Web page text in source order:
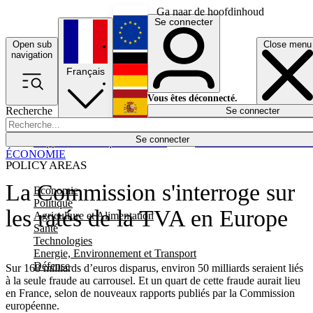
Ga naar de hoofdinhoud
Open sub
navigation
Close menu
Recherche
Se connecter
POLICY AREAS
Economie
Politique
Agriculture et Alimentation
Santé
Technologies
Energie, Environnement et Transport
Défense
Économie
Français
English
Deutsch
Español
Se connecter
Vous êtes déconnecté.
Se connecter
La Commission s'interroge sur
les ratés de la TVA en Europe
Sur 168 milliards d’euros disparus, environ 50 milliards seraient liés
à la seule fraude au carrousel. Et un quart de cette fraude aurait lieu
en France, selon de nouveaux rapports publiés par la Commission
européenne.
ÉCONOMIE